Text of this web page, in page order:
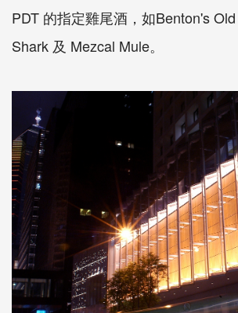
PDT 的指定雞尾酒，如Benton's Old
Shark 及 Mezcal Mule。